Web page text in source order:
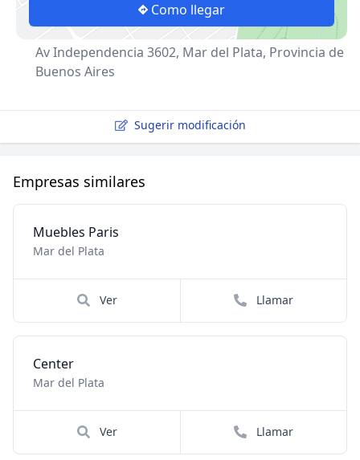
Como llegar
Av Independencia 3602, Mar del Plata, Provincia de
Buenos Aires
Sugerir modificación
Empresas similares
Muebles Paris
Mar del Plata
Ver Llamar
Center
Mar del Plata
Ver Llamar